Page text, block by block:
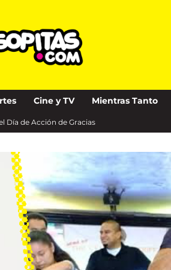
Cine y TV Mientras Tanto
Día de Acción de Gracias